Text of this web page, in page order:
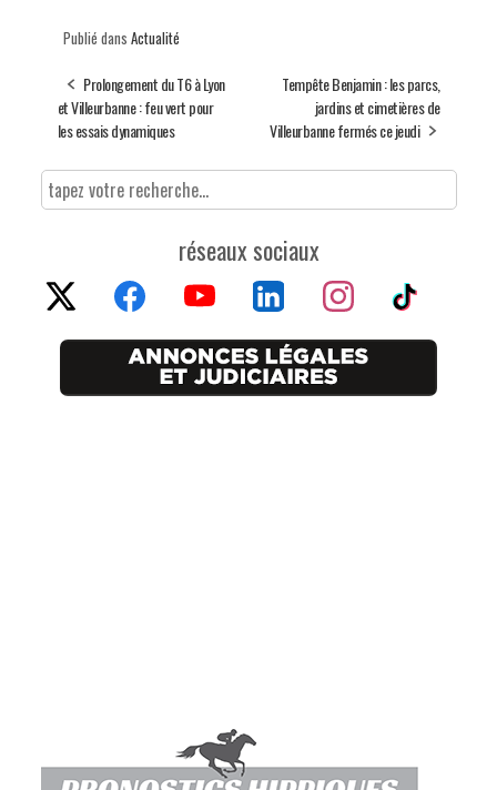
Publié dans Actualité
Prolongement du T6 à Lyon
et Villeurbanne : feu vert pour
les essais dynamiques
Tempête Benjamin : les parcs,
jardins et cimetières de
Villeurbanne fermés ce jeudi
réseaux sociaux